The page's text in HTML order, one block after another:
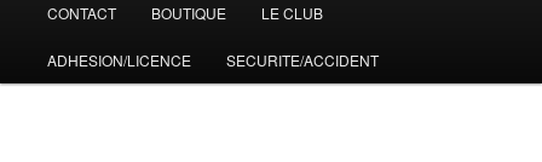
CONTACT BOUTIQUE LE CLUB
ADHESION/LICENCE SECURITE/ACCIDENT